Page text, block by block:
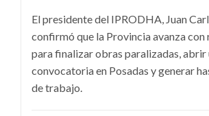
El presidente del IPRODHA, Juan
confirmó que la Provincia avanza con
para finalizar obras paralizadas, abrir
convocatoria en Posadas y generar
de trabajo.